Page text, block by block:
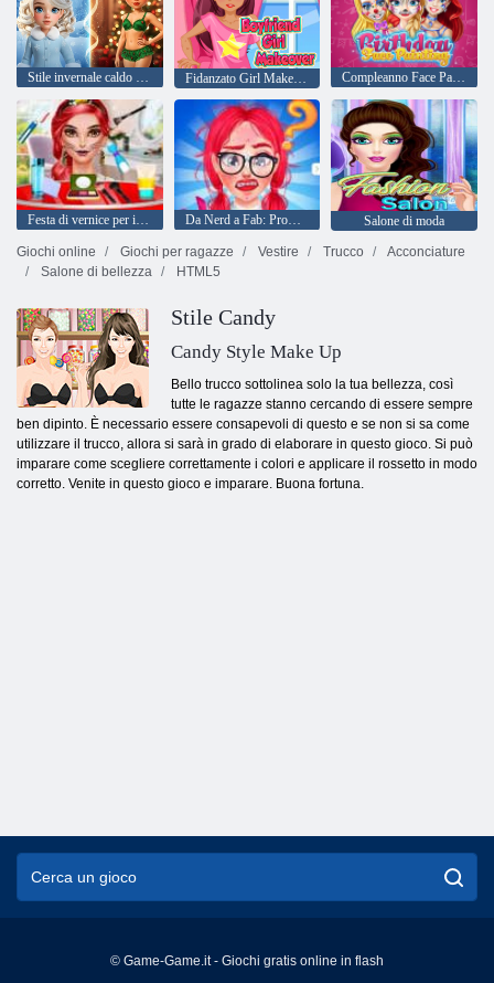
Stile invernale caldo e freddo Fidanzato Girl Makeover Compleanno Face Painting
Festa di vernice per il viso Da Nerd a Fab: Prom Edition
Salone di moda
Giochi online
Giochi per ragazze Vestire Trucco
Acconciature
Salone di bellezza
HTML5
Stile Candy
Candy Style Make Up
Bello trucco sottolinea solo la tua bellezza, così
tutte le ragazze stanno cercando di essere sempre
ben dipinto. È necessario essere consapevoli di questo e se non si sa come
utilizzare il trucco, allora si sarà in grado di elaborare in questo gioco. Si può
imparare come scegliere correttamente i colori e applicare il rossetto in modo
corretto. Venite in questo gioco e imparare. Buona fortuna.
© Game-Game.it - Giochi gratis online in flash